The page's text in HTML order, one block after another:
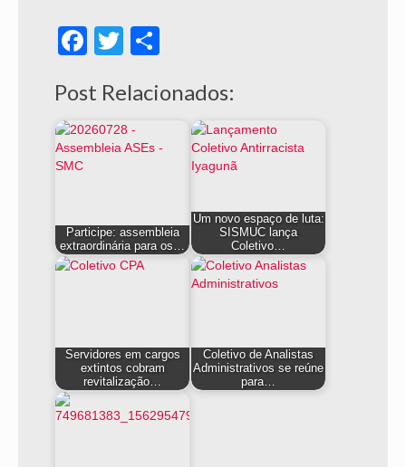
Facebook
Twitter
Post Relacionados:
Participe: assembleia
extraordinária para os…
Um novo espaço de luta:
SISMUC lança
Coletivo…
Servidores em cargos
extintos cobram
revitalização…
Coletivo de Analistas
Administrativos se reúne
para…